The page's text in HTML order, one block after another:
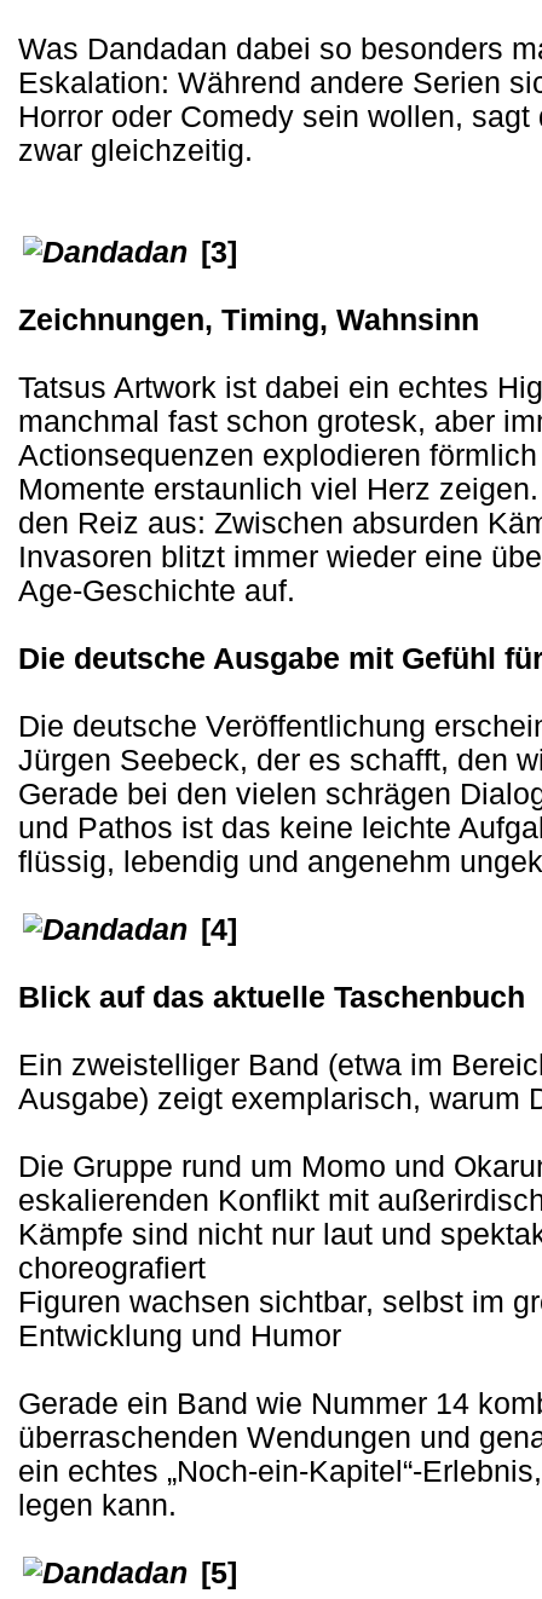
Was Dandadan dabei so besonders
Eskalation: Während andere Serien
Horror oder Comedy sein wollen, sagt
zwar gleichzeitig.
[3]
Zeichnungen, Timing, Wahnsinn
Tatsus Artwork ist dabei ein echtes
manchmal fast schon grotesk, aber
Actionsequenzen explodieren
Momente erstaunlich viel Herz
den Reiz aus: Zwischen absurden
Invasoren blitzt immer wieder eine
Age-Geschichte auf.
Die deutsche Ausgabe mit Gefühl
Die deutsche Veröffentlichung
Jürgen Seebeck, der es schafft, den
Gerade bei den vielen schrägen
und Pathos ist das keine leichte
flüssig, lebendig und angenehm
[4]
Blick auf das aktuelle Taschenbuch
Ein zweistelliger Band (etwa im
Ausgabe) zeigt exemplarisch, warum
Die Gruppe rund um Momo und
eskalierenden Konflikt mit
Kämpfe sind nicht nur laut und
choreografiert
Figuren wachsen sichtbar, selbst im
Entwicklung und Humor
Gerade ein Band wie Nummer 14
überraschenden Wendungen und
ein echtes „Noch-ein-Kapitel“-
legen kann.
[5]